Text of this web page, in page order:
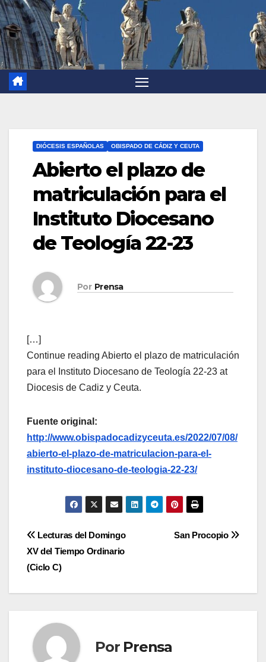
DIÓCESIS ESPAÑOLAS OBISPADO DE CÁDIZ Y CEUTA
Abierto el plazo de
matriculación para el
Instituto Diocesano
de Teología 22-23
Por Prensa
[…]
Continue reading Abierto el plazo de matriculación
para el Instituto Diocesano de Teología 22-23 at
Diocesis de Cadiz y Ceuta.
Fuente original:
http://www.obispadocadizyceuta.es/2022/07/08/
abierto-el-plazo-de-matriculacion-para-el-
instituto-diocesano-de-teologia-22-23/
Navegación
de
entradas
San Procopio
Lecturas del Domingo
XV del Tiempo Ordinario
(Ciclo C)
Por Prensa